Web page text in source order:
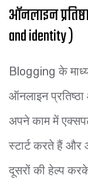
ऑनलाइन
and identity )
Blogging के
ऑनलाइन
अपने काम में
स्टार्ट करते हैं
दूसरों की हेल्प